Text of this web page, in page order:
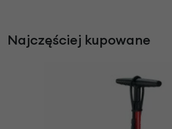
Najczęściej kupowane